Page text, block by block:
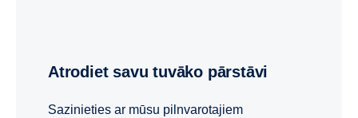
Atrodiet savu tuvāko pārstāvi
Sazinieties ar mūsu pilnvarotajiem